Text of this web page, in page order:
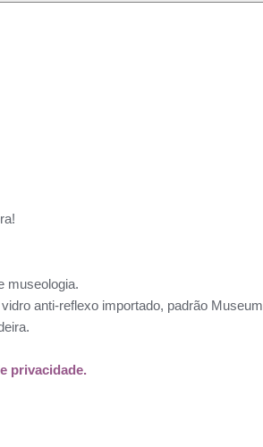
museologia.
anti-reflexo importado, padrão
privacidade.